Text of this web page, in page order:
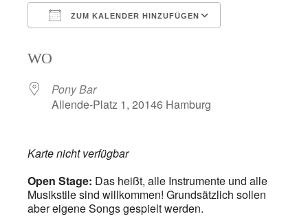
ZUM KALENDER HINZUFÜGEN
WO
Pony Bar
Allende-Platz 1, 20146 Hamburg
Karte nicht verfügbar
Open Stage: Das heißt, alle Instrumente und alle
Musikstile sind willkommen! Grundsätzlich sollen
aber eigene Songs gespielt werden.